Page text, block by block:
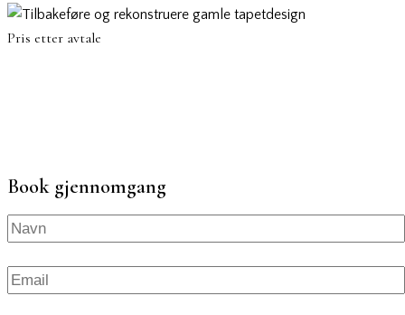
Pris etter avtale
Book gjennomgang